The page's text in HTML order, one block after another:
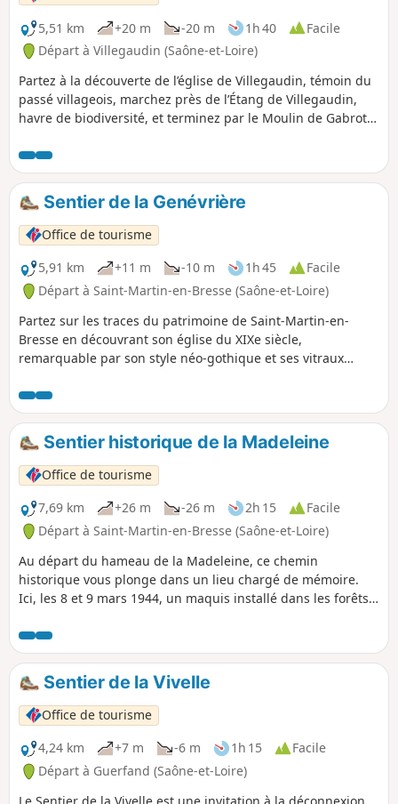
5,51 km
+20 m -20 m 1h 40
Facile
Départ à Villegaudin (Saône-et-Loire)
Partez à la découverte de l’église de Villegaudin, témoin du
passé villageois, marchez près de l’Étang de Villegaudin,
havre de biodiversité, et terminez par le Moulin de Gabrot,
riche en nature et en patrimoine local !
Sentier de la Genévrière
Office de tourisme
5,91 km
+11 m -10 m 1h 45
Facile
Départ à Saint-Martin-en-Bresse (Saône-et-Loire)
Partez sur les traces du patrimoine de Saint-Martin-en-
Bresse en découvrant son église du XIXe siècle,
remarquable par son style néo-gothique et ses vitraux
d’échanges entre la Bresse et Chalon, aujourd’hui disparue
mais riche d’histoire.
Sentier historique de la Madeleine
Office de tourisme
7,69 km
+26 m -26 m 2h 15
Facile
Départ à Saint-Martin-en-Bresse (Saône-et-Loire)
Au départ du hameau de la Madeleine, ce chemin
historique vous plonge dans un lieu chargé de mémoire.
Ici, les 8 et 9 mars 1944, un maquis installé dans les forêts
combats dans les bois, les champs et jusqu’au cœur du
village. Ce site rappelle le sacrifice de quatre maquisards et
de trois habitants du hameau, dont les frères Jouvenceau.
En hommage, un monument commémoratif a été édifié
avec les pierres des maisons incendiées, perpétuant le
souvenir de ces événements. C'est une étape émouvante,
entre patrimoine, nature et devoir de mémoire.
Sentier de la Vivelle
Office de tourisme
4,24 km
+7 m -6 m 1h 15
Facile
Départ à Guerfand (Saône-et-Loire)